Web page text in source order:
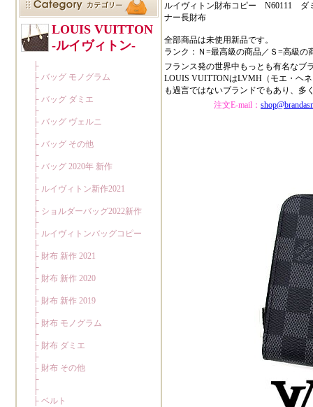
ルイヴィトン財布コピー N60111 ダ
ナー長財布
全部商品は未使用新品です。
ランク：Ｎ=最高級の商品／Ｓ=高級の
フランス発の世界中もっとも有名なブ
LOUIS VUITTONはLVMH（モエ・ヘ
も過言ではないブランドでもあり、多
注文E-mail：